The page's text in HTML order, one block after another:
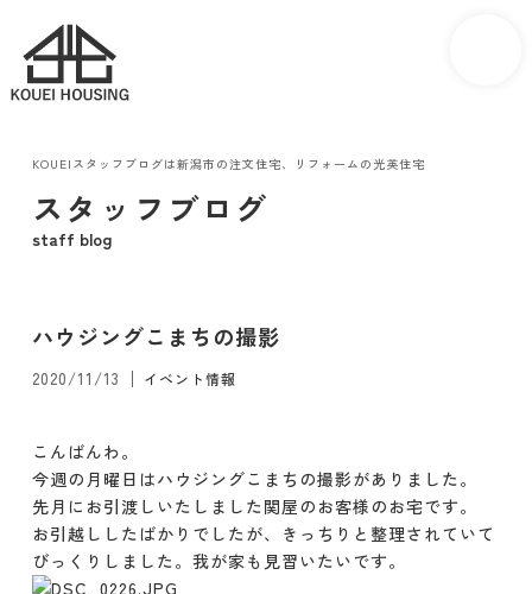
KOUEIスタッフブログは新潟市の注文住宅、リフォームの光英住宅
スタッフブログ
staff blog
ハウジングこまちの撮影
2020/11/13 イベント情報
こんばんわ。
今週の月曜日はハウジングこまちの撮影がありました。
先月にお引渡しいたしました関屋のお客様のお宅です。
お引越ししたばかりでしたが、きっちりと整理されていて
びっくりしました。我が家も見習いたいです。